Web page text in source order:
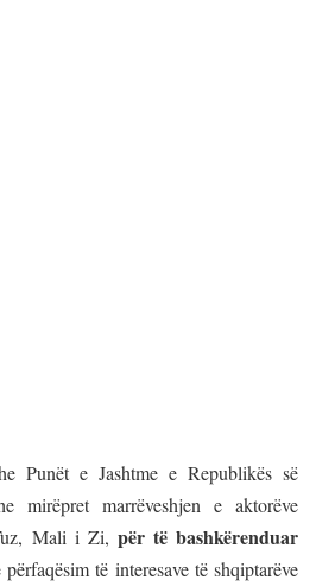
Punët e Jashtme e Republikës së
mirëpret marrëveshjen e aktorëve
Mali i Zi, për të bashkërenduar
të interesave të shqiptarëve